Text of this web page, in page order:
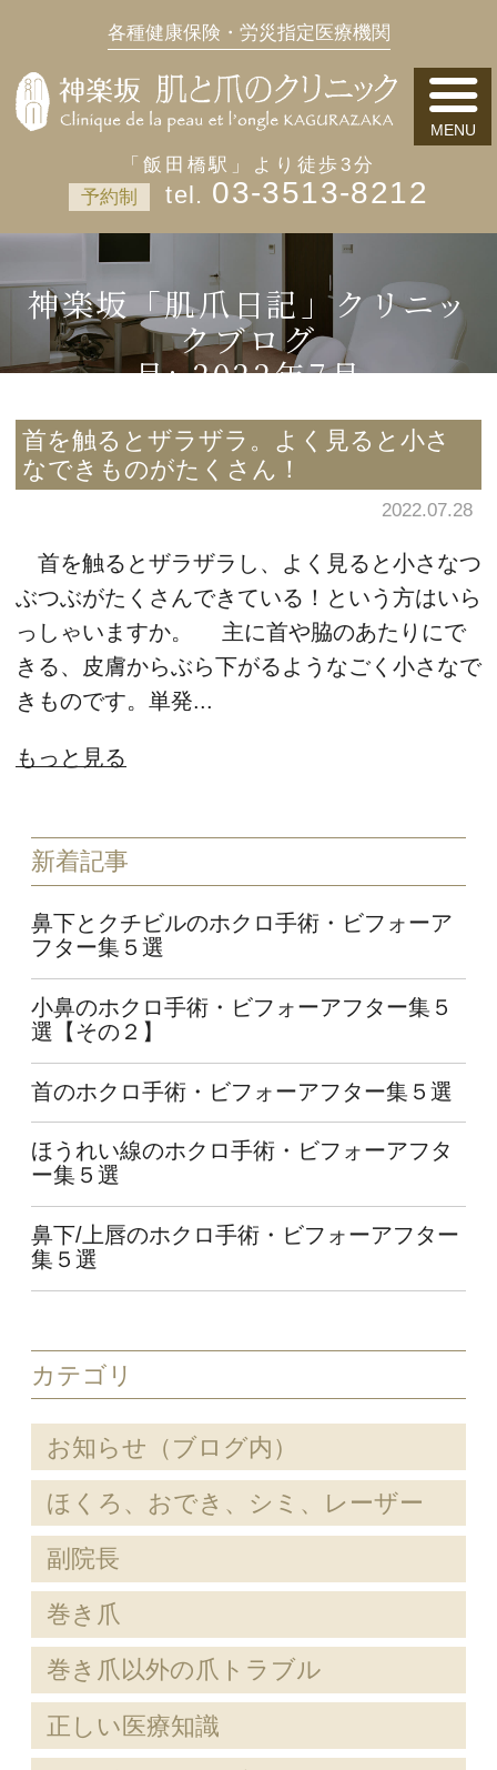
各種健康保険・労災指定医療機関
「飯田橋駅」より徒歩3分
予約制
03-3513-8212
神楽坂「肌爪日記」クリニッ
クブログ
月:2022年7月
首を触るとザラザラ。よく見ると小さ
なできものがたくさん！
2022.07.28
首を触るとザラザラし、よく見ると小さなつ
ぶつぶがたくさんできている！という方はいら
っしゃいますか。 主に首や脇のあたりにで
きる、皮膚からぶら下がるようなごく小さなで
きものです。単発...
もっと見る
新着記事
鼻下とクチビルのホクロ手術・ビフォーア
フター集５選
小鼻のホクロ手術・ビフォーアフター集５
選【その２】
首のホクロ手術・ビフォーアフター集５選
ほうれい線のホクロ手術・ビフォーアフタ
ー集５選
鼻下/上唇のホクロ手術・ビフォーアフター
集５選
カテゴリ
お知らせ（ブログ内）
ほくろ、おでき、シミ、レーザー
副院長
巻き爪
巻き爪以外の爪トラブル
正しい医療知識